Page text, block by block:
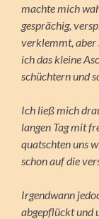
machte mich
gesprächig,
verklemmt, aber
ich das kleine
schüchtern und
Ich ließ mich
langen Tag mit
quatschten uns
schon auf die
Irgendwann
abgepflückt und